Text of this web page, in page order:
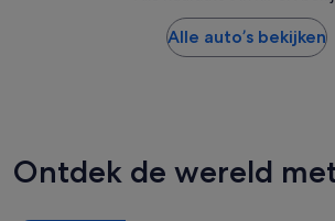
Alle auto’s bekijken
Ontdek de wereld